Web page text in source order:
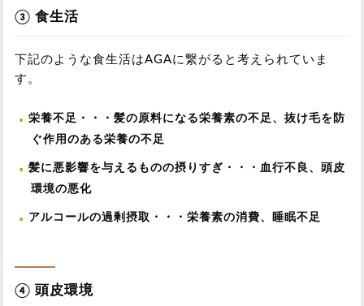
③ 食生活
下記のような食生活はAGAに繋がると考えられていま
す。
栄養不足 ・・・髪の原料になる栄養素の不足、抜け毛を防
ぐ作用のある栄養の不足
髪に悪影響を与えるものの摂りすぎ ・・・血行不良、頭皮
環境の悪化
アルコールの過剰摂取 ・・・栄養素の消費、睡眠不足
④ 頭皮環境